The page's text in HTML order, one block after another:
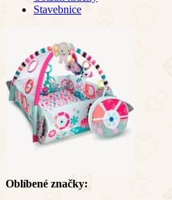
Stavebnice
Oblíbené značky: